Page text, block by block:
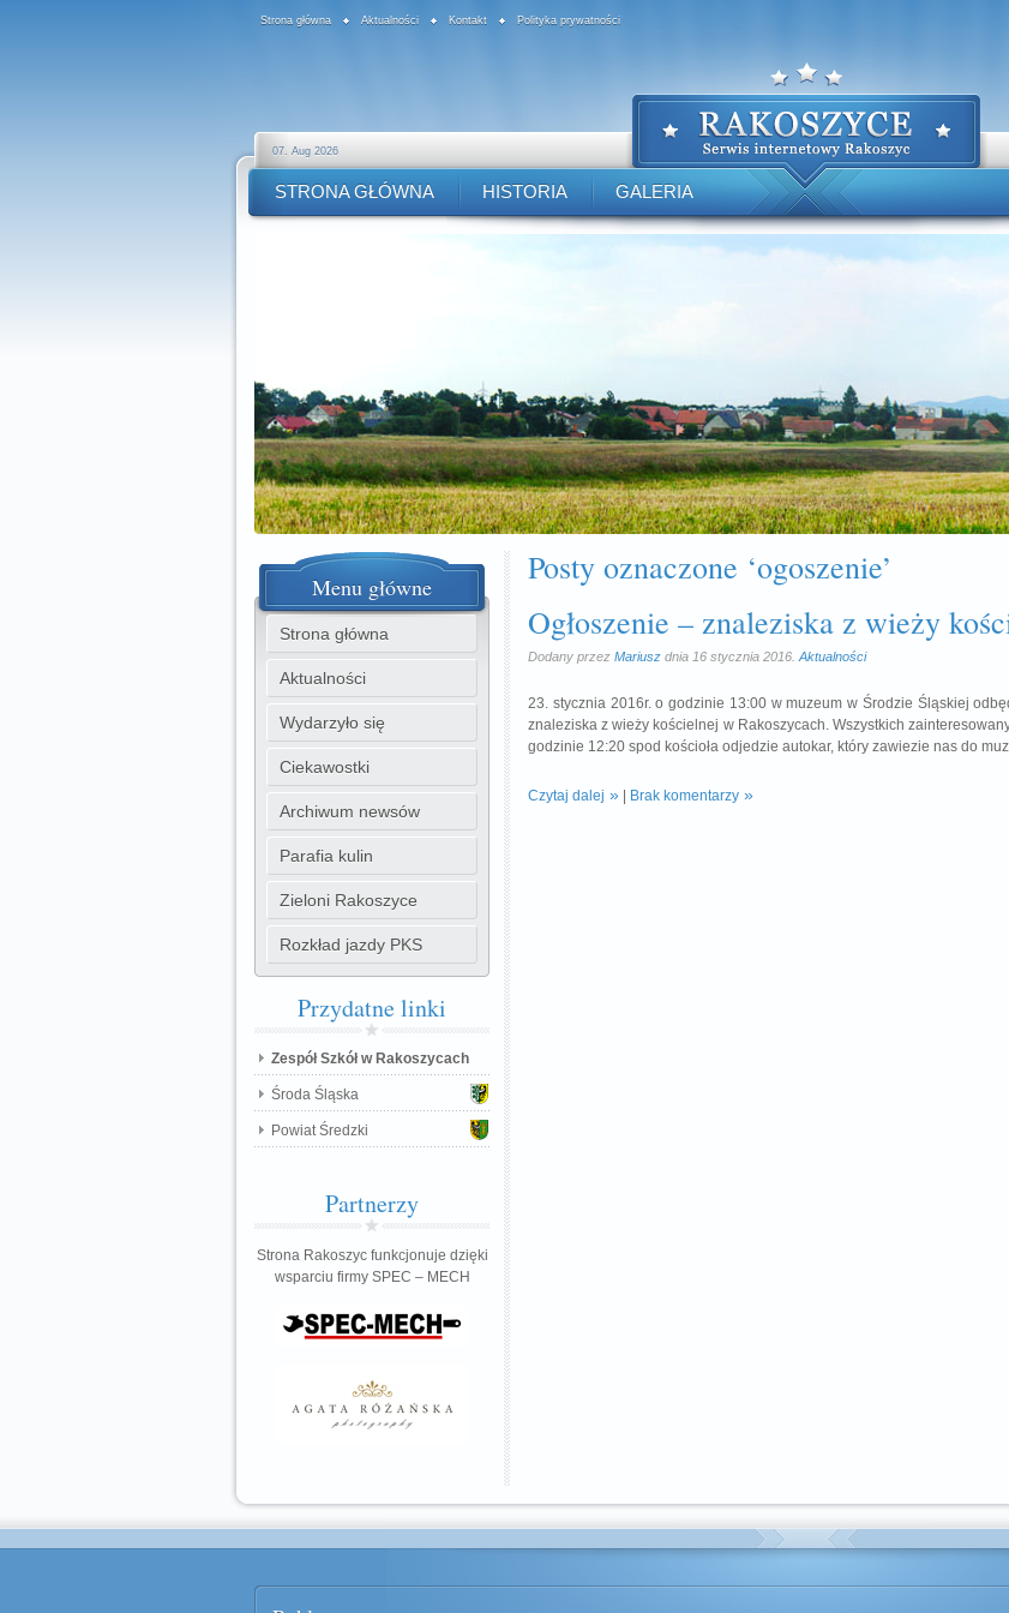
Strona główna Aktualności Kontakt Polityka prywatności
07. Aug 2026
STRONA GŁÓWNA HISTORIA GALERIA
Posty oznaczone ‘ogoszenie’
Ogłoszenie – znaleziska z wieży
Dodany przez Mariusz dnia 16 stycznia 2016. Aktualności
23. stycznia 2016r. o godzinie 13:00 w muzeum w Środzie Śląskiej
znaleziska z wieży kościelnej w Rakoszycach. Wszystkich
godzinie 12:20 spod kościoła odjedzie autokar, który zawiezie nas do
Czytaj dalej Brak komentarzy
Menu główne
Strona główna
Aktualności
Wydarzyło się
Ciekawostki
Archiwum newsów
Parafia kulin
Zieloni Rakoszyce
Rozkład jazdy PKS
Przydatnelinki
Zespół Szkół w Rakoszycach
Środa Śląska
Powiat Średzki
Partnerzy
Strona Rakoszyc funkcjonuje dzięki
wsparciu firmy SPEC – MECH